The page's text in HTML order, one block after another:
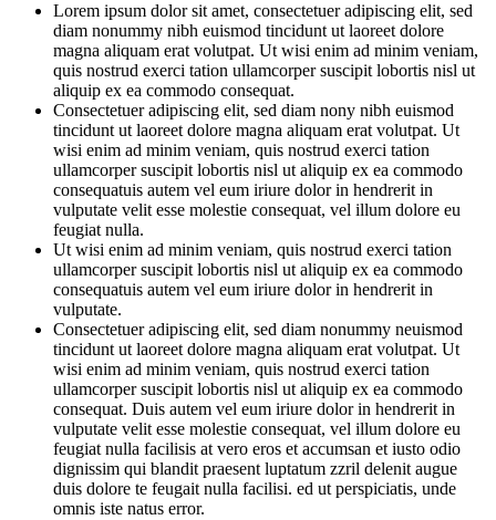
Lorem ipsum dolor sit amet, consectetuer adipiscing elit, sed
diam nonummy nibh euismod tincidunt ut laoreet dolore
magna aliquam erat volutpat. Ut wisi enim ad minim veniam,
quis nostrud exerci tation ullamcorper suscipit lobortis nisl ut
aliquip ex ea commodo consequat.
Consectetuer adipiscing elit, sed diam nony nibh euismod
tincidunt ut laoreet dolore magna aliquam erat volutpat. Ut
wisi enim ad minim veniam, quis nostrud exerci tation
ullamcorper suscipit lobortis nisl ut aliquip ex ea commodo
consequatuis autem vel eum iriure dolor in hendrerit in
vulputate velit esse molestie consequat, vel illum dolore eu
feugiat nulla.
Ut wisi enim ad minim veniam, quis nostrud exerci tation
ullamcorper suscipit lobortis nisl ut aliquip ex ea commodo
consequatuis autem vel eum iriure dolor in hendrerit in
vulputate.
Consectetuer adipiscing elit, sed diam nonummy neuismod
tincidunt ut laoreet dolore magna aliquam erat volutpat. Ut
wisi enim ad minim veniam, quis nostrud exerci tation
ullamcorper suscipit lobortis nisl ut aliquip ex ea commodo
consequat. Duis autem vel eum iriure dolor in hendrerit in
vulputate velit esse molestie consequat, vel illum dolore eu
feugiat nulla facilisis at vero eros et accumsan et iusto odio
dignissim qui blandit praesent luptatum zzril delenit augue
duis dolore te feugait nulla facilisi. ed ut perspiciatis, unde
omnis iste natus error.